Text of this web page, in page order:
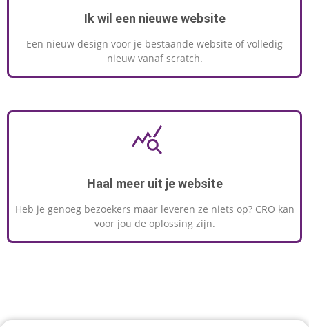
Ik wil een nieuwe website
Een nieuw design voor je bestaande website of volledig
nieuw vanaf scratch.
Haal meer uit je website
Heb je genoeg bezoekers maar leveren ze niets op? CRO kan
voor jou de oplossing zijn.